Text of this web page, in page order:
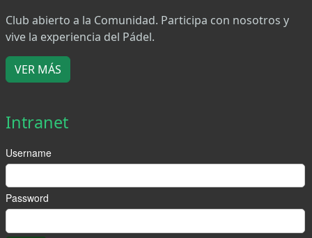
Club abierto a la Comunidad. Participa con nosotros y
vive la experiencia del Pádel.
VER MÁS
Intranet